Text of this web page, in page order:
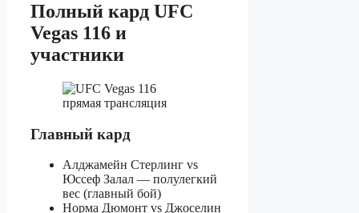
Полный кард UFC
Vegas 116 и
участники
Главный кард
Алджамейн Стерлинг vs
Юссеф Залал — полулегкий
вес (главный бой)
Норма Дюмонт vs Джоселин